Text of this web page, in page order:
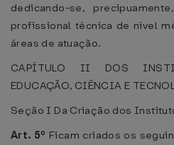
dedicando-se,
profissional técnica de nível
áreas de atuação.
CAPÍTULO II DOS
EDUCAÇÃO, CIÊNCIA E
Seção I Da Criação dos
Art. 5º Ficam criados os